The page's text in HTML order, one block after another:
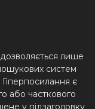
лише
систем
є
або часткового
у підзаголовку